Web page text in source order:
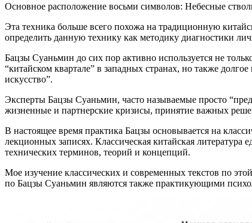
Основное расположение восьми символов: Небесные
Эта техника больше всего похожа на традиционную
определить данную технику как методику диагностики
Бацзы Суаньмин до сих пор активно используется не
“китайском квартале” в западных странах, но также
искусство”.
Эксперты Бацзы Суаньмин, часто называемые просто
жизненные и партнерские кризисы, принятие важных
В настоящее время практика Бацзы основывается на
лекционных записях. Классическая китайская
технических терминов, теорий и концепций.
Мое изучение классических и современных текстов по
по Бацзы Суаньмин являются также практикующими